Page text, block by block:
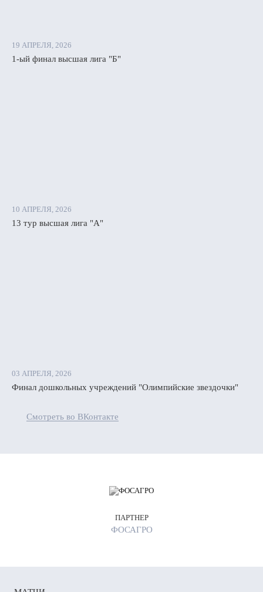
19 АПРЕЛЯ, 2026
1-ый финал высшая лига "Б"
10 АПРЕЛЯ, 2026
13 тур высшая лига "А"
03 АПРЕЛЯ, 2026
Финал дошкольных учреждений "Олимпийские звездочки"
Смотреть во ВКонтакте
ПАРТНЕР
ФОСАГРО